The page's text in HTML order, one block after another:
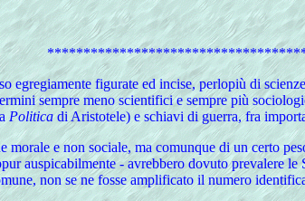
egregiamente figurate ed incise, perlopiù di
sempre meno scientifici e sempre più
Politicadi Aristotele) e schiavi di guerra, fra
morale e non sociale, ma comunque di un certo
auspicabilmente - avrebbero dovuto prevalere
non se ne fosse amplificato il numero